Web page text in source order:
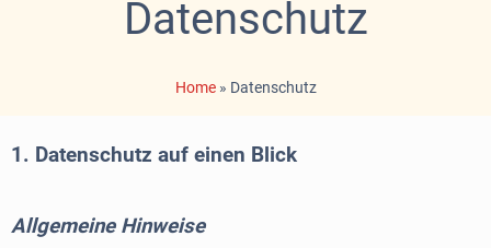
Datenschutz
Home» Datenschutz
1. Datenschutz auf einen Blick
Allgemeine Hinweise